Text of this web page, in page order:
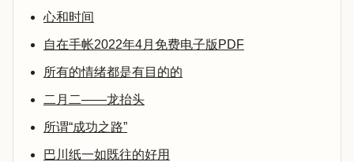
心和时间
自在手帐2022年4月免费电子版PDF
所有的情绪都是有目的的
二月二——龙抬头
所谓“成功之路”
巴川纸一如既往的好用